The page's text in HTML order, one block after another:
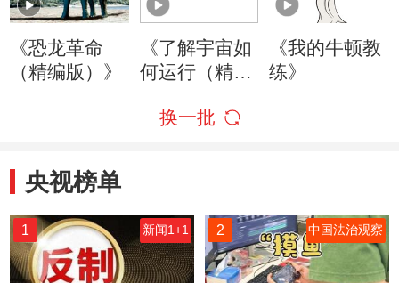
《恐龙革命
（精编版）》
《了解宇宙如
何运行（精编
《我的牛顿教
练》
换一批
央视榜单
1 新闻1+1 2 中国法治观察